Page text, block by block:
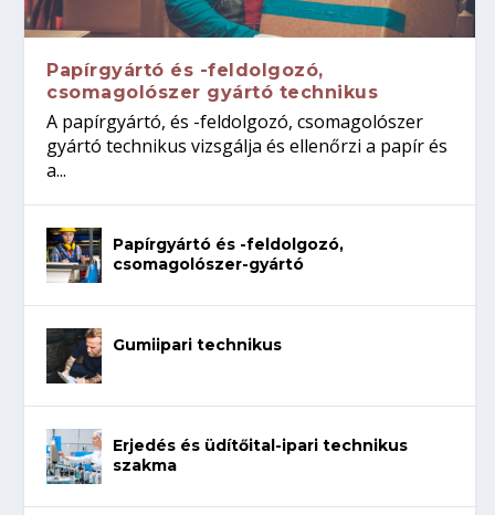
Papírgyártó és -feldolgozó,
csomagolószer gyártó technikus
A papírgyártó, és -feldolgozó, csomagolószer
gyártó technikus vizsgálja és ellenőrzi a papír és
a...
Papírgyártó és -feldolgozó,
csomagolószer-gyártó
Gumiipari technikus
Erjedés és üdítőital-ipari technikus
szakma